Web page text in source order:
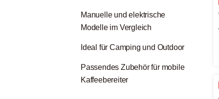
Manuelle und elektrische
Modelle im Vergleich
Ideal für Camping und Outdoor
Passendes Zubehör für mobile
Kaffeebereiter